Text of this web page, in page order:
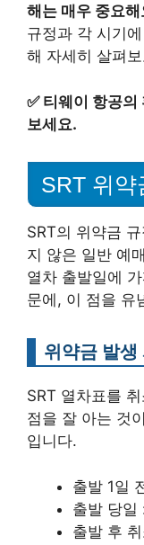
해는 매우 중요해
규정과 각 시기
해 자세히 살펴
✅ 티웨이 항공의
보세요.
SRT 위약
SRT의 위약금
지 않은 일반 예
열차 출발일에
문에, 이 점을 유
위약금 발생
SRT 열차표를
점을 잘 아는 것
입니다.
출발 1일
출발 당일
출발 후